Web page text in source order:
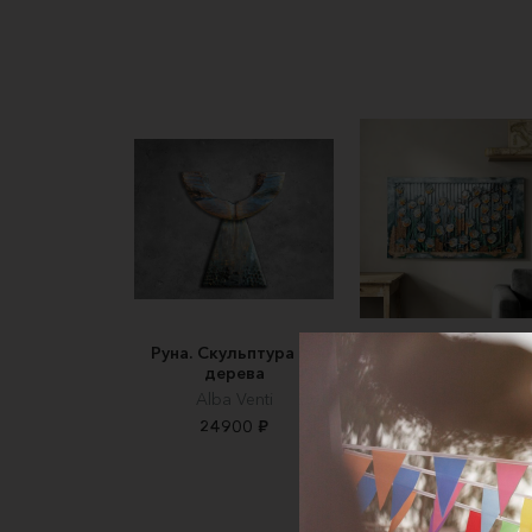
Руна. Скульптура из
дерева
Alba Venti
24900 ₽
Стая - панно
картина
МастерТень - вне
шаблонов
18900 ₽